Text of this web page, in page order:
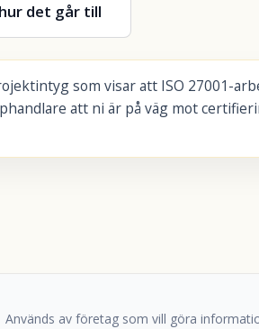
det går till
som visar att ISO 27001-
att ni är på väg mot
Används av företag som vill göra